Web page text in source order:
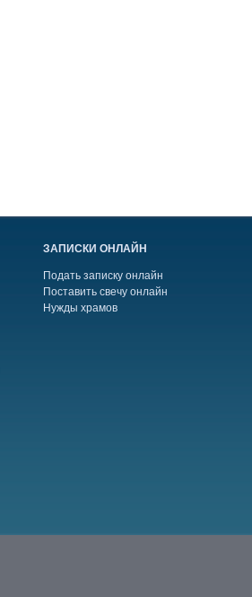
ЗАПИСКИ ОНЛАЙН
Подать записку онлайн
Поставить свечу онлайн
Нужды храмов